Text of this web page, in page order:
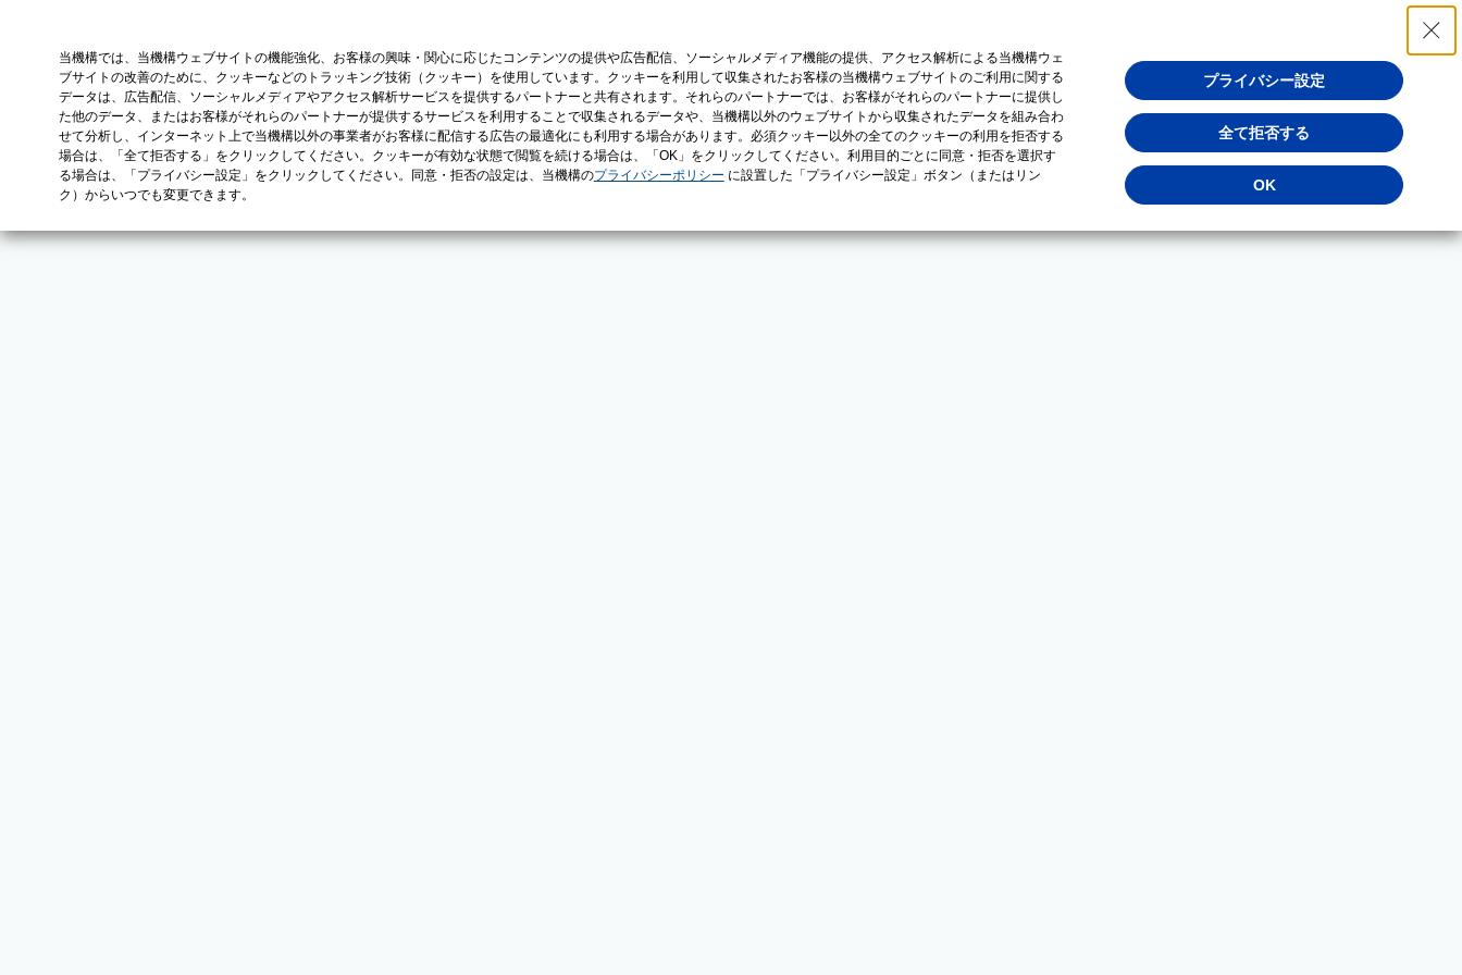
当機構では、当機構ウェブサイトの機能強化、お客様の興味・関心に応じたコンテンツの提供や広告配信、ソーシャルメディア機能の提供、アクセス解析による当機構ウェ
ブサイトの改善のために、クッキーなどのトラッキング技術（クッキー）を使用しています。クッキーを利用して収集されたお客様の当機構ウェブサイトのご利用に関する
データは、広告配信、ソーシャルメディアやアクセス解析サービスを提供するパートナーと共有されます。それらのパートナーでは、お客様がそれらのパートナーに提供し
た他のデータ、またはお客様がそれらのパートナーが提供するサービスを利用することで収集されるデータや、当機構以外のウェブサイトから収集されたデータを組み合わ
せて分析し、インターネット上で当機構以外の事業者がお客様に配信する広告の最適化にも利用する場合があります。必須クッキー以外の全てのクッキーの利用を拒否する
場合は、「全て拒否する」をクリックしてください。クッキーが有効な状態で閲覧を続ける場合は、「OK」をクリックしてください。利用目的ごとに同意・拒否を選択す
る場合は、「プライバシー設定」をクリックしてください。同意・拒否の設定は、当機構のプライバシーポリシー に設置した「プライバシー設定」ボタン（またはリン
ク）からいつでも変更できます。
プライバシー設定
全て拒否する
OK